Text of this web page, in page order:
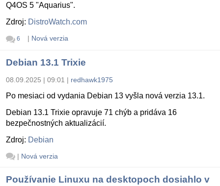
Q4OS 5 "Aquarius".
Zdroj: DistroWatch.com
6 | Nová verzia
Debian 13.1 Trixie
08.09.2025 | 09:01 | redhawk1975
Po mesiaci od vydania Debian 13 vyšla nová verzia 13.1.
Debian 13.1 Trixie opravuje 71 chýb a pridáva 16
bezpečnostných aktualizácií.
Zdroj: Debian
| Nová verzia
Používanie Linuxu na desktopoch dosiahlo v